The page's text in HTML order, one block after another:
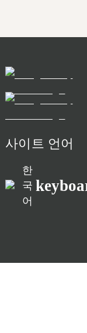
사이트 언어
한
국
어